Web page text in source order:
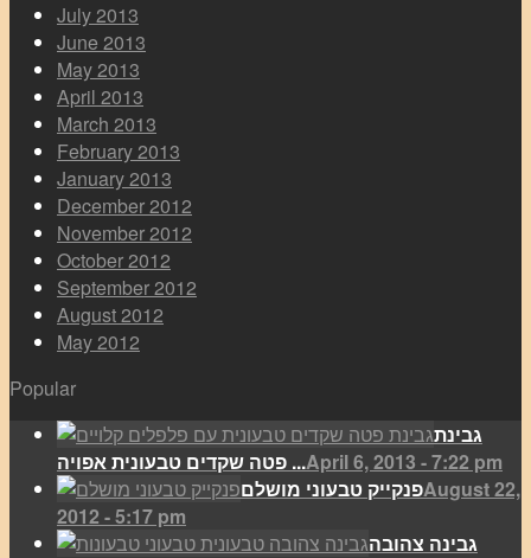
July 2013
June 2013
May 2013
April 2013
March 2013
February 2013
January 2013
December 2012
November 2012
October 2012
September 2012
August 2012
May 2012
Popular
גבינת
פטה שקדים טבעונית אפויה ...April 6, 2013 - 7:22 pm
פנקייק טבעוני מושלםAugust 22,
2012 - 5:17 pm
גבינה צהובה